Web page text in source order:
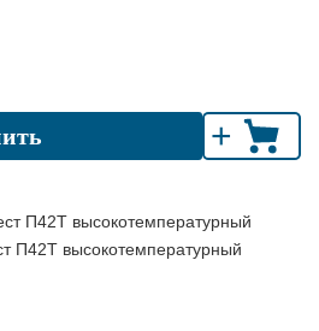
+
П42Т высокотемпературный